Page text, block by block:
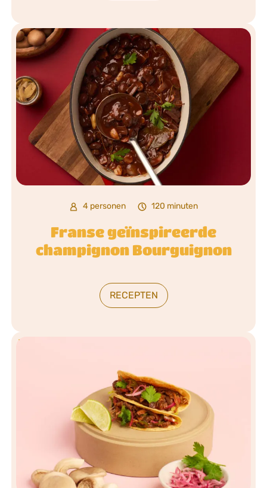
4 personen 120 minuten
Franse geïnspireerde
champignon Bourguignon
RECEPTEN